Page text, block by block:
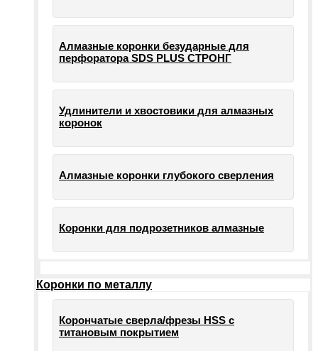
Алмазные коронки безударные для
перфоратора SDS PLUS СТРОНГ
Удлинители и хвостовики для алмазных
коронок
Алмазные коронки глубокого сверления
Коронки для подрозетников алмазные
Коронки по металлу
Корончатые сверла/фрезы HSS c
титановым покрытием